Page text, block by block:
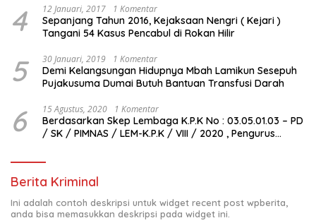
4 12 Januari, 2017 1 Komentar
Sepanjang Tahun 2016, Kejaksaan Nengri ( Kejari )
Tangani 54 Kasus Pencabul di Rokan Hilir
5 30 Januari, 2019 1 Komentar
Demi Kelangsungan Hidupnya Mbah Lamikun Sesepuh
Pujakusuma Dumai Butuh Bantuan Transfusi Darah
6 15 Agustus, 2020 1 Komentar
Berdasarkan Skep Lembaga K.P.K No : 03.05.01.03 – PD
/ SK / PIMNAS / LEM-K.P.K / VIII / 2020 , Pengurus
Berita Kriminal
Ini adalah contoh deskripsi untuk widget recent post wpberita,
anda bisa memasukkan deskripsi pada widget ini.